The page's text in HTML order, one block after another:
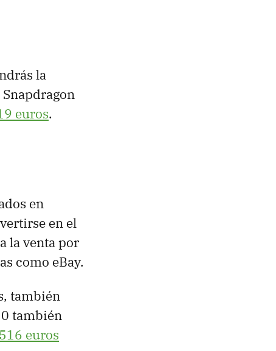
la
euros.
en
en el
la venta por
como eBay.
también
también
516 euros